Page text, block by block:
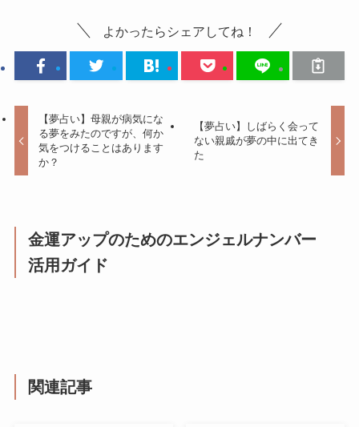
よかったらシェアしてね！
【夢占い】母親が病気にな
る夢をみたのですが、何か
気をつけることはあります
か？
【夢占い】しばらく会って
ない親戚が夢の中に出てき
た
金運アップのためのエンジェルナンバー
活用ガイド
関連記事